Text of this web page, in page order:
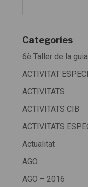
Categoríes
6è Taller de la
ACTIVITAT
ACTIVITATS
ACTIVITATS CIB
ACTIVITATS
Actualitat
AGO
AGO – 2016